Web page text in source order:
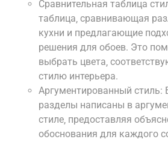
Сравнительная таблица
таблица‚ сравнивающая
кухни и предлагающие
решения для обоев. Это
выбрать цвета‚
стилю интерьера.
Аргументированный стиль:
разделы написаны в
стиле‚ предоставляя
обоснования для каждого